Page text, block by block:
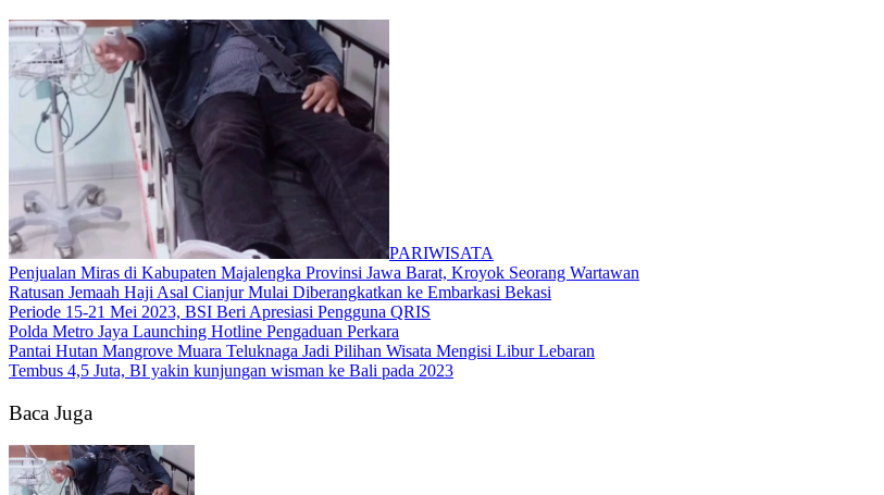
PARIWISATA
Penjualan Miras di Kabupaten Majalengka Provinsi Jawa Barat, Kroyok Seorang Wartawan
Ratusan Jemaah Haji Asal Cianjur Mulai Diberangkatkan ke Embarkasi Bekasi
Periode 15-21 Mei 2023, BSI Beri Apresiasi Pengguna QRIS
Polda Metro Jaya Launching Hotline Pengaduan Perkara
Pantai Hutan Mangrove Muara Teluknaga Jadi Pilihan Wisata Mengisi Libur Lebaran
Tembus 4,5 Juta, BI yakin kunjungan wisman ke Bali pada 2023
Baca Juga